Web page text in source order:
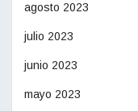
agosto 2023
julio 2023
junio 2023
mayo 2023